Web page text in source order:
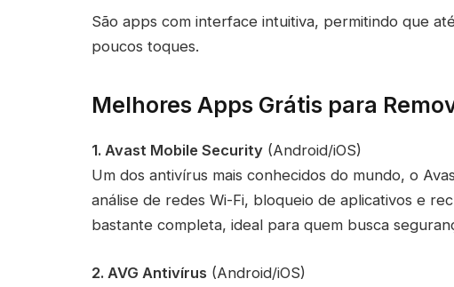
São apps com interface intuitiva, permitindo que
poucos toques.
Melhores Apps Grátis para
1. Avast Mobile Security (Android/iOS)
Um dos antivírus mais conhecidos do mundo, o
análise de redes Wi-Fi, bloqueio de aplicativos e
bastante completa, ideal para quem busca
2. AVG Antivírus (Android/iOS)